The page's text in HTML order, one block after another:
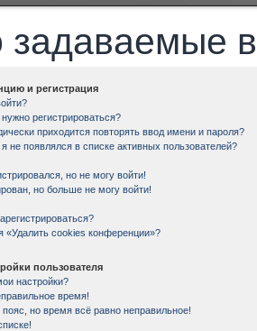
задаваемые
и регистрация
регистрироваться?
приходится повторять ввод имени и пароля?
не появлялся в списке активных пользователей?
но не могу войти!
но больше не могу войти!
«Удалить cookies конференции»?
пользователя
настройки?
время!
но время всё равно неправильное!